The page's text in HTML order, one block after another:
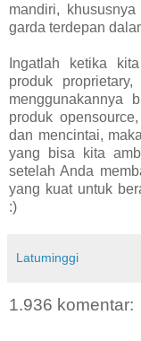
mandiri,
garda terdepan
Ingatlah ketika
produk
menggunakannya
produk
dan mencintai,
yang bisa kita
setelah Anda
yang kuat untuk
:)
Latuminggi
1.936 komentar: